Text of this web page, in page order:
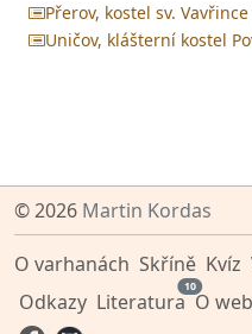
Přerov, kostel sv. Vavřince
Uničov, klášterní kostel
© 2026 Martin Kordas
O varhanách Skříně Kvíz
Odkazy Literatura
10
O